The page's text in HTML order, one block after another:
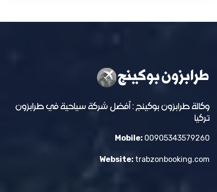
وكالة طرابزون بوكينج : أفضل شركة سياحية في طرابزون
تركيا
Mobile: 00905343579260
Website: trabzonbooking.com